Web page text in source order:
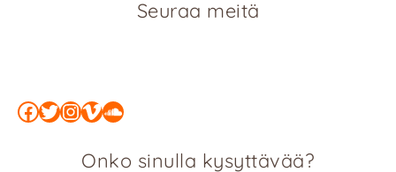
Seuraa meitä
Facebook
Twitter
Instagram
Vimeo
SoundCloud
Onko sinulla kysyttävää?